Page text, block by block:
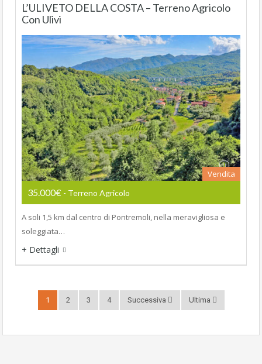
L’ULIVETO DELLA COSTA – Terreno Agricolo
Con Ulivi
Vendita
35.000€ - Terreno Agricolo
A soli 1,5 km dal centro di Pontremoli, nella meravigliosa e
soleggiata…
+ Dettagli
1 2 3 4 Successiva Ultima